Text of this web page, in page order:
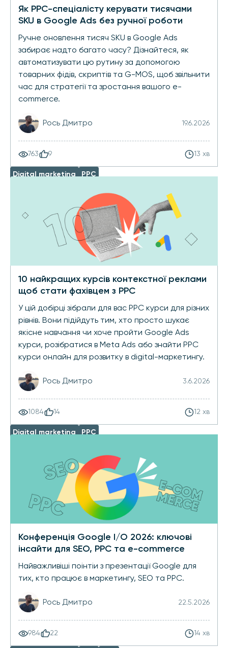
Як PPC-спеціалісту керувати тисячами
SKU в Google Ads без ручної роботи
Ручне оновлення тисяч SKU в Google Ads
забирає надто багато часу? Дізнайтеся, як
автоматизувати цю рутину за допомогою
товарних фідів, скриптів та G-MOS, щоб звільнити
час для стратегії та зростання вашого e-
commerce.
Рось Дмитро 19.6.2026
763 9 13 хв
Digital marketing PPC
10 найкращих курсів контекстної реклами
щоб стати фахівцем з PPC
У цій добірці зібрали для вас PPC курси для різних
рівнів. Вони підійдуть тим, хто просто шукає
якісне навчання чи хоче пройти Google Ads
курси, розібратися в Meta Ads або знайти PPC
курси онлайн для розвитку в digital-маркетингу.
Рось Дмитро 3.6.2026
1084 14 12 хв
Digital marketing PPC
Конференція Google I/O 2026: ключові
інсайти для SEO, PPC та e-commerce
Найважливіші поінтіи з презентації Google для
тих, кто працює в маркетингу, SEO та PPC.
Рось Дмитро 22.5.2026
984 22 14 хв